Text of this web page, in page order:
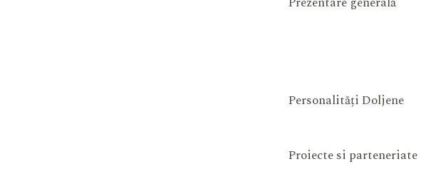
Personalități Doljene
Proiecte si parteneriate